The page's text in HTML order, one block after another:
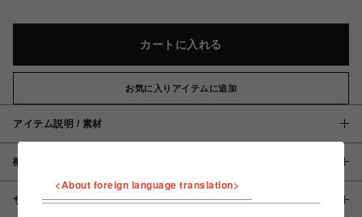
カートに入れる
お気に入りアイテムに追加
アイテム説明 / 素材
概要
サイズ
<About foreign language translation>